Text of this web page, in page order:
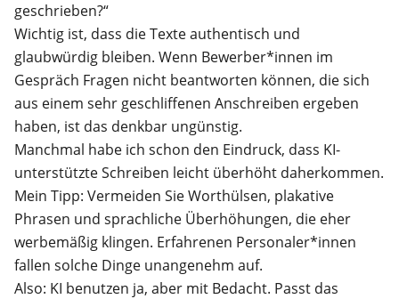
geschrieben?“
Wichtig ist, dass die Texte authentisch und
glaubwürdig bleiben. Wenn Bewerber*innen im
Gespräch Fragen nicht beantworten können, die sich
aus einem sehr geschliffenen Anschreiben ergeben
haben, ist das denkbar ungünstig.
Manchmal habe ich schon den Eindruck, dass KI-
unterstützte Schreiben leicht überhöht daherkommen.
Mein Tipp: Vermeiden Sie Worthülsen, plakative
Phrasen und sprachliche Überhöhungen, die eher
werbemäßig klingen. Erfahrenen Personaler*innen
fallen solche Dinge unangenehm auf.
Also: KI benutzen ja, aber mit Bedacht. Passt das